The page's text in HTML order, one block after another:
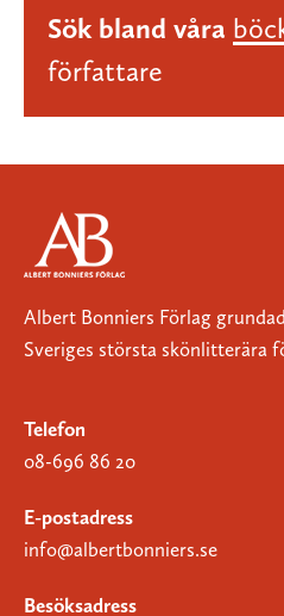
Sök bland våra
författare
Albert Bonniers Förlag
Sveriges största skönlitterära
Telefon
08-696 86 20
E-postadress
info@albertbonniers.se
Besöksadress